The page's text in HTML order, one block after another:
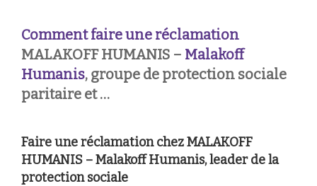
Comment faire une réclamation
MALAKOFF HUMANIS – Malakoff
Humanis, groupe de protection sociale
paritaire et …
Faire une réclamation chez MALAKOFF
HUMANIS – Malakoff Humanis, leader de la
protection sociale